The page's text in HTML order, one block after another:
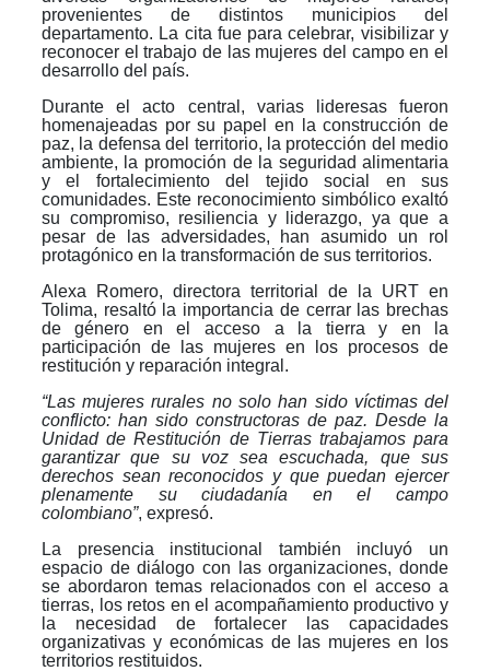
provenientes de distintos municipios del
departamento. La cita fue para celebrar, visibilizar y
reconocer el trabajo de las mujeres del campo en el
desarrollo del país.
Durante el acto central, varias lideresas fueron
homenajeadas por su papel en la construcción de
paz, la defensa del territorio, la protección del medio
ambiente, la promoción de la seguridad alimentaria
y el fortalecimiento del tejido social en sus
comunidades. Este reconocimiento simbólico exaltó
su compromiso, resiliencia y liderazgo, ya que a
pesar de las adversidades, han asumido un rol
protagónico en la transformación de sus territorios.
Alexa Romero, directora territorial de la URT en
Tolima, resaltó la importancia de cerrar las brechas
de género en el acceso a la tierra y en la
participación de las mujeres en los procesos de
restitución y reparación integral.
“Las mujeres rurales no solo han sido víctimas del
conflicto: han sido constructoras de paz. Desde la
Unidad de Restitución de Tierras trabajamos para
garantizar que su voz sea escuchada, que sus
derechos sean reconocidos y que puedan ejercer
plenamente su ciudadanía en el campo
colombiano”, expresó.
La presencia institucional también incluyó un
espacio de diálogo con las organizaciones, donde
se abordaron temas relacionados con el acceso a
tierras, los retos en el acompañamiento productivo y
la necesidad de fortalecer las capacidades
organizativas y económicas de las mujeres en los
territorios restituidos.